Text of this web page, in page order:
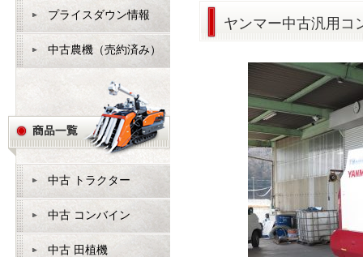
ヤンマー中古汎用
プライスダウン情報
中古農機（売約済み）
中古 トラクター
中古 コンバイン
中古 田植機